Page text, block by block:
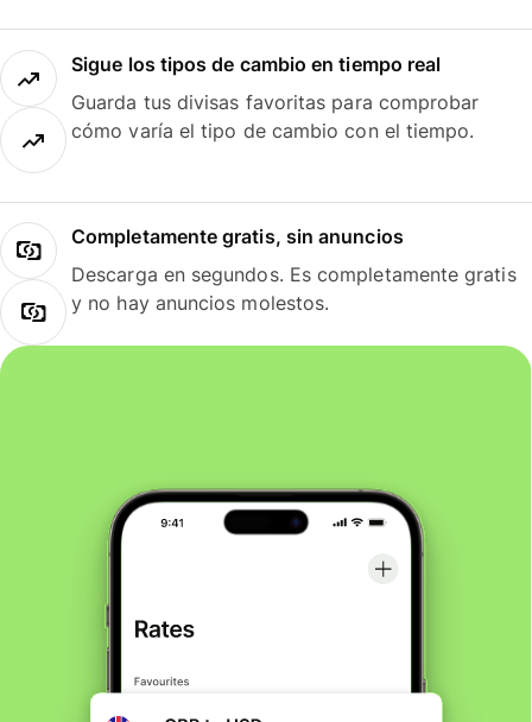
Sigue los tipos de cambio en tiempo real
Guarda tus divisas favoritas para comprobar
cómo varía el tipo de cambio con el tiempo.
Completamente gratis, sin anuncios
Descarga en segundos. Es completamente gratis
y no hay anuncios molestos.